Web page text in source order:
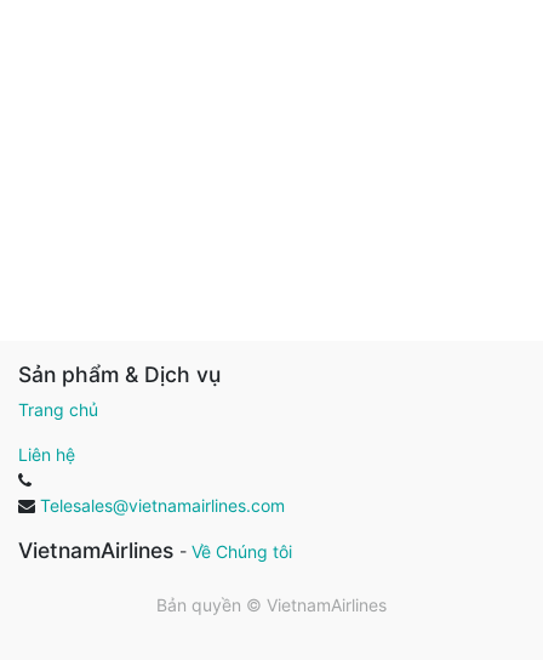
Sản phẩm & Dịch vụ
Trang chủ
Liên hệ
Telesales@vietnamairlines.com
VietnamAirlines - Về Chúng tôi
Bản quyền © VietnamAirlines